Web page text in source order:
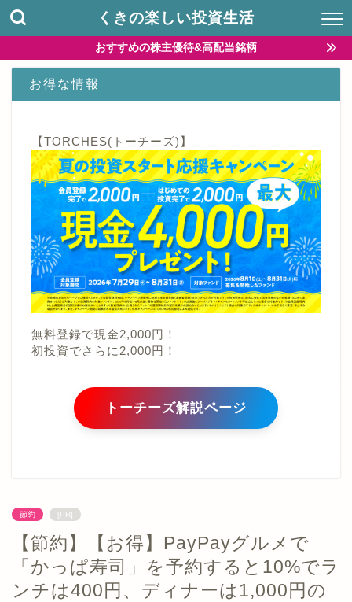
くきの楽しい投資生活
おすすめの株主優待&高配当銘柄
お得な情報
【TORCHES(トーチーズ)】
無料登録で現金2,000円！
初投資でさらに2,000円！
トーチーズ解説ページ
節約 [PR]
【節約】【お得】PayPayグルメで
「かっぱ寿司」を予約すると10%でラ
ンチは400円、ディナーは1,000円の